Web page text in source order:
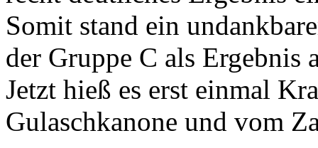
Somit stand ein
der Gruppe C als Ergebnis
Jetzt hieß es erst einmal
Gulaschkanone und vom